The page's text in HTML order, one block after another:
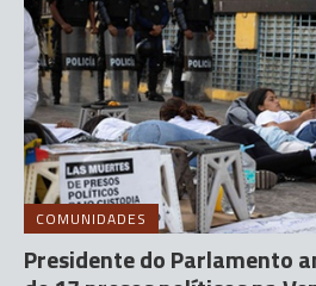
COMUNIDADES
Presidente do Parlamento